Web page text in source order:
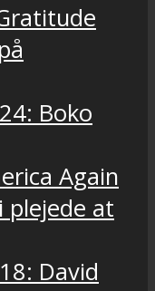
Boko
Again
plejede at
David